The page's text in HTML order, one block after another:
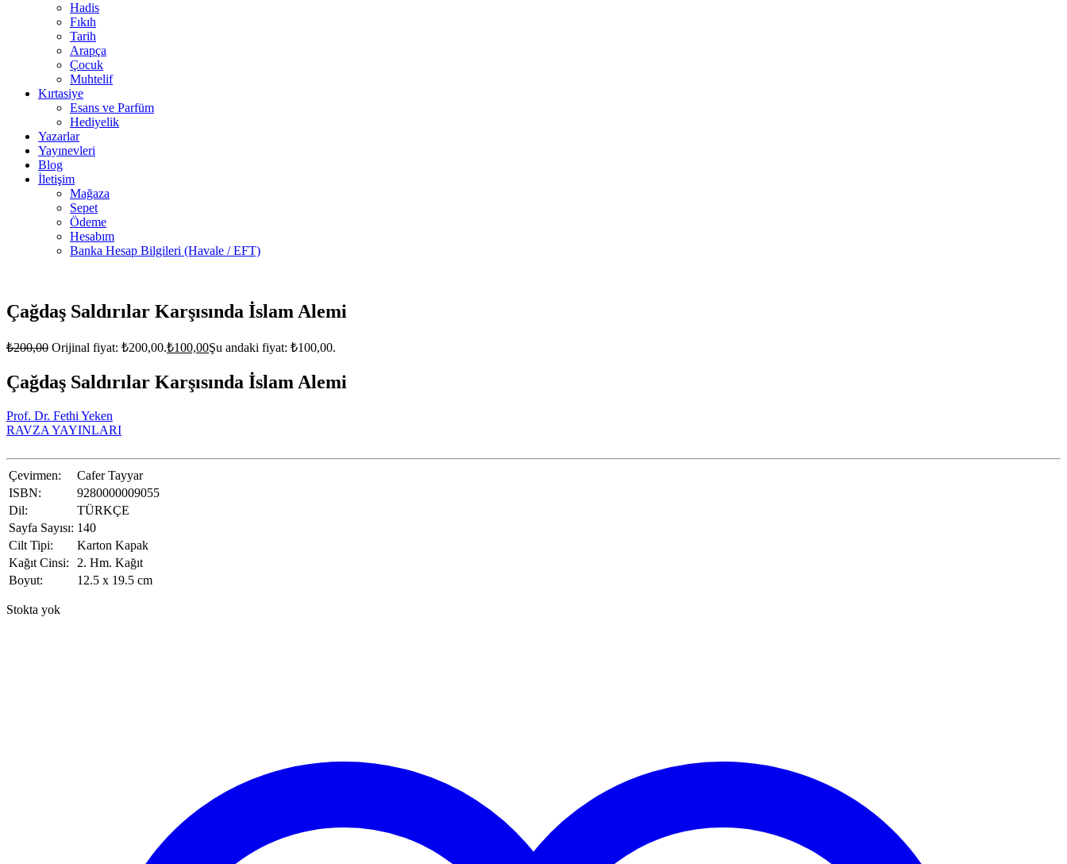
Hadis
Fıkıh
Tarih
Arapça
Çocuk
Muhtelif
Kırtasiye
Esans ve Parfüm
Hediyelik
Yazarlar
Yayınevleri
Blog
İletişim
Mağaza
Sepet
Ödeme
Hesabım
Banka Hesap Bilgileri (Havale / EFT)
Çağdaş Saldırılar Karşısında İslam Alemi
₺200,00 Orijinal fiyat: ₺200,00.₺100,00Şu andaki fiyat: ₺100,00.
Çağdaş Saldırılar Karşısında İslam Alemi
Prof. Dr. Fethi Yeken
RAVZA YAYINLARI
Çevirmen:
Cafer Tayyar
ISBN:
9280000009055
Dil:
TÜRKÇE
Sayfa Sayısı: 140
Cilt Tipi:
Karton Kapak
Kağıt Cinsi:
2. Hm. Kağıt
Boyut:
12.5 x 19.5 cm
Stokta yok